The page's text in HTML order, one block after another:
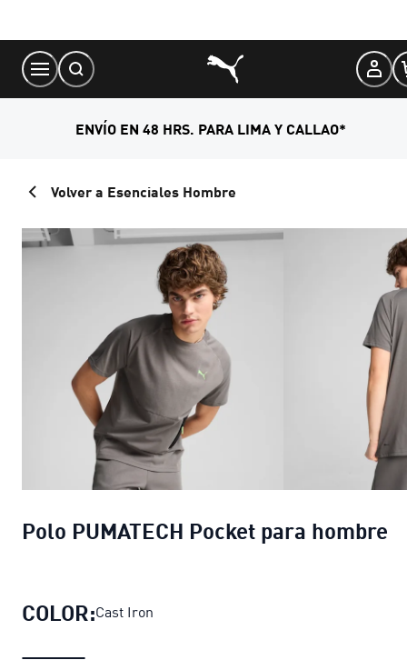
Content
ENVÍO EN 48 HRS. PARA LIMA Y CALLAO*
Volver a Esenciales Hombre
Polo PUMATECH Pocket para hombre
COLOR:Cast Iron